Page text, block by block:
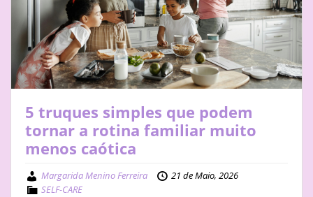
5 truques simples que podem
tornar a rotina familiar muito
menos caótica
Margarida Menino Ferreira
21 de Maio, 2026
SELF-CARE